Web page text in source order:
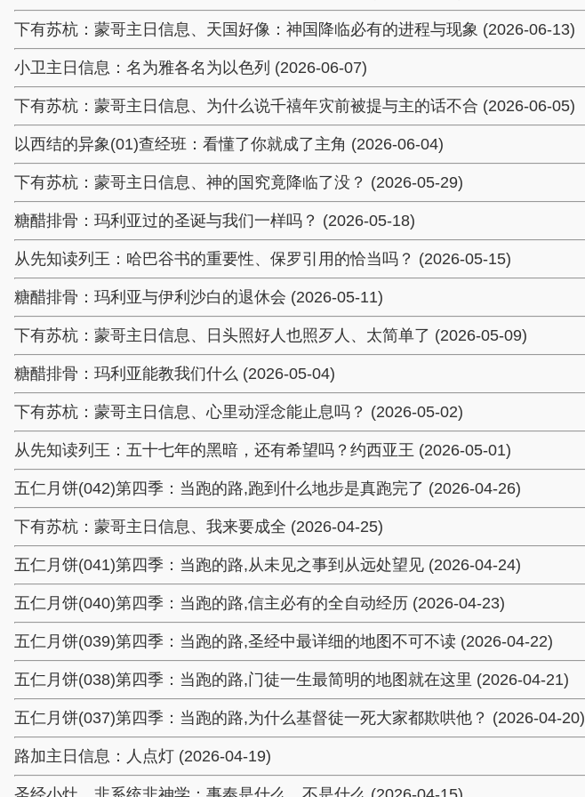
下有苏杭：蒙哥主日信息、天国好像：神国降临必有的进程与现象 (2026-06-13)
小卫主日信息：名为雅各名为以色列 (2026-06-07)
下有苏杭：蒙哥主日信息、为什么说千禧年灾前被提与主的话不合 (2026-06-05)
以西结的异象(01)查经班：看懂了你就成了主角 (2026-06-04)
下有苏杭：蒙哥主日信息、神的国究竟降临了没？ (2026-05-29)
糖醋排骨：玛利亚过的圣诞与我们一样吗？ (2026-05-18)
从先知读列王：哈巴谷书的重要性、保罗引用的恰当吗？ (2026-05-15)
糖醋排骨：玛利亚与伊利沙白的退休会 (2026-05-11)
下有苏杭：蒙哥主日信息、日头照好人也照歹人、太简单了 (2026-05-09)
糖醋排骨：玛利亚能教我们什么 (2026-05-04)
下有苏杭：蒙哥主日信息、心里动淫念能止息吗？ (2026-05-02)
从先知读列王：五十七年的黑暗，还有希望吗？约西亚王 (2026-05-01)
五仁月饼(042)第四季：当跑的路,跑到什么地步是真跑完了 (2026-04-26)
下有苏杭：蒙哥主日信息、我来要成全 (2026-04-25)
五仁月饼(041)第四季：当跑的路,从未见之事到从远处望见 (2026-04-24)
五仁月饼(040)第四季：当跑的路,信主必有的全自动经历 (2026-04-23)
五仁月饼(039)第四季：当跑的路,圣经中最详细的地图不可不读 (2026-04-22)
五仁月饼(038)第四季：当跑的路,门徒一生最简明的地图就在这里 (2026-04-21)
五仁月饼(037)第四季：当跑的路,为什么基督徒一死大家都欺哄他？ (2026-04-20)
路加主日信息：人点灯 (2026-04-19)